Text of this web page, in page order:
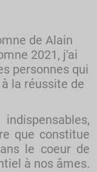
de Alain
2021, j'ai
personnes qui
la réussite de
que constitue
le coeur de
à nos âmes.